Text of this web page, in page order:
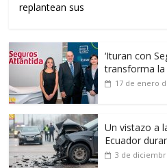
replantean sus
‘Ituran con
transforma la
17 de enero
Un vistazo a
Ecuador
3 de